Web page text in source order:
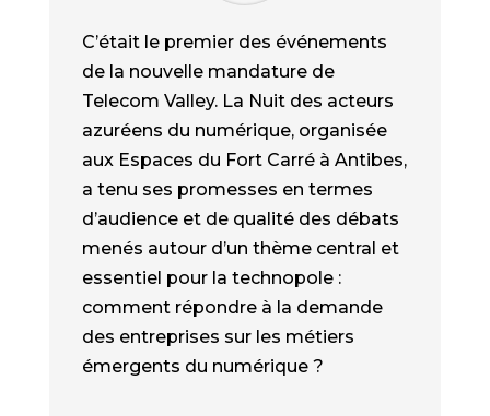
C’était le premier des événements
de la nouvelle mandature de
Telecom Valley. La Nuit des acteurs
azuréens du numérique, organisée
aux Espaces du Fort Carré à Antibes,
a tenu ses promesses en termes
d’audience et de qualité des débats
menés autour d’un thème central et
essentiel pour la technopole :
comment répondre à la demande
des entreprises sur les métiers
émergents du numérique ?